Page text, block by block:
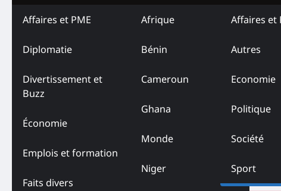
Affaires et PME
Diplomatie
Divertissement et
Buzz
Économie
Emplois et formation
Faits divers
Afrique
Bénin
Cameroun
Ghana
Monde
Niger
Affaires et
Autres
Economie
Politique
Société
Sport